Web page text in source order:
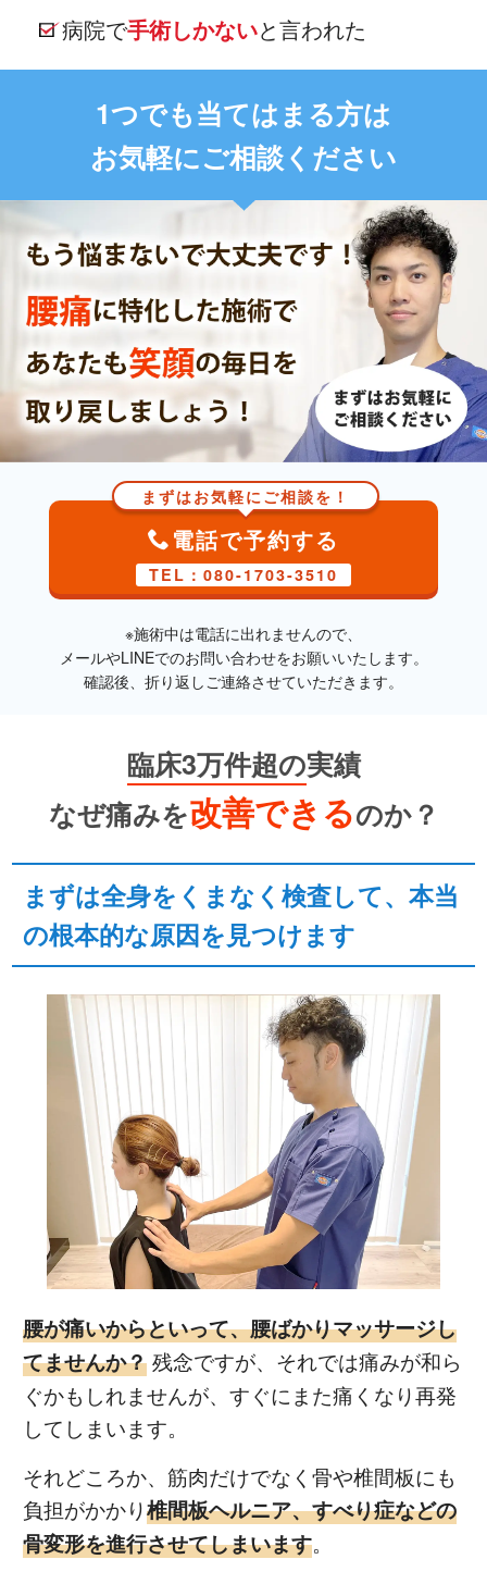
病院で手術しかないと言われた
1つでも当てはまる方は
お気軽にご相談ください
まずはお気軽にご相談を！
電話で予約する
TEL：080-1703-3510
※施術中は電話に出れませんので、
メールやLINEでのお問い合わせをお願いいたします。
確認後、折り返しご連絡させていただきます。
臨床3万件超の実績
なぜ痛みを改善できるのか？
まずは全身をくまなく検査して、本当
の根本的な原因を見つけます
腰が痛いからといって、腰ばかりマッサージし
てませんか？残念ですが、それでは痛みが和ら
ぐかもしれませんが、すぐにまた痛くなり再発
してしまいます。
それどころか、筋肉だけでなく骨や椎間板にも
負担がかかり椎間板ヘルニア、すべり症などの
骨変形を進行させてしまいます。